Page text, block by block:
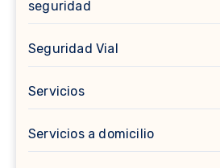
seguridad
Seguridad Vial
Servicios
Servicios a domicilio